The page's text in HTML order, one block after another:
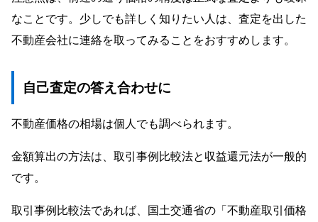
なことです。少しでも詳しく知りたい人は、査定を出した
不動産会社に連絡を取ってみることをおすすめします。
自己査定の答え合わせに
不動産価格の相場は個人でも調べられます。
金額算出の方法は、取引事例比較法と収益還元法が一般的
です。
取引事例比較法であれば、国土交通省の「不動産取引価格